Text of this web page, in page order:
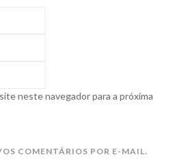
neste navegador para a próxima
COMENTÁRIOS POR E-MAIL.